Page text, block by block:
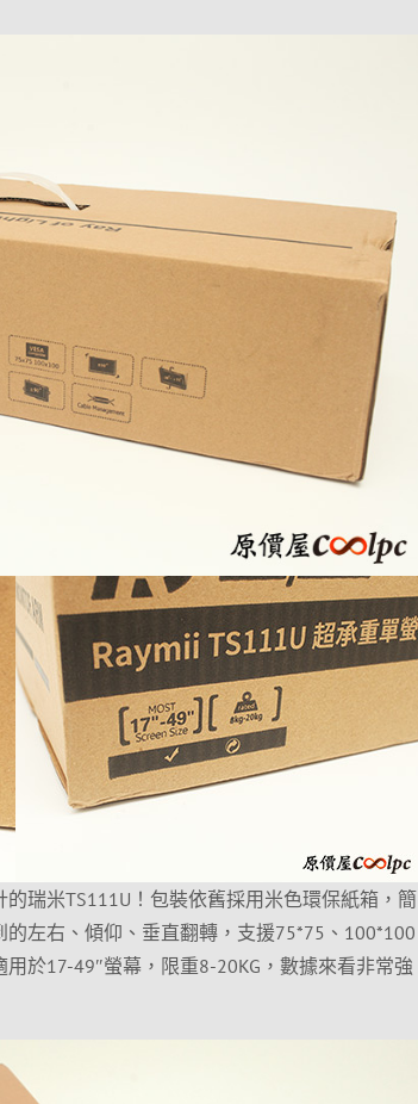
瑞米TS111U！包裝依舊採用米色環保紙箱，簡
左右、傾仰、垂直翻轉，支援75*75、100*100
於17-49″螢幕，限重8-20KG，數據來看非常強